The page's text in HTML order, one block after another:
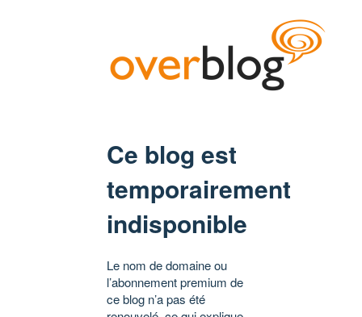
Ce blog est
temporairement
indisponible
Le nom de domaine ou
l’abonnement premium de
ce blog n’a pas été